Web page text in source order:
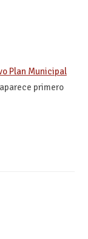
Plan Municipal
primero